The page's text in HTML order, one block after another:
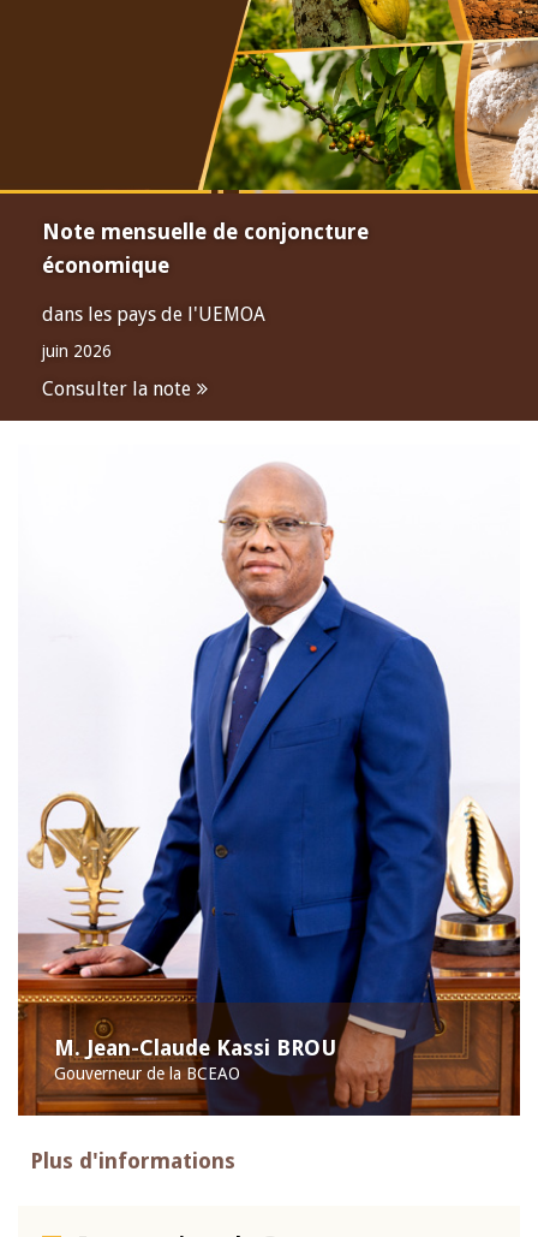
Note mensuelle de conjoncture
économique
dans les pays de l'UEMOA
juin 2026
Consulter la note
M. Jean-Claude Kassi BROU
Gouverneur de la BCEAO
Plus d'informations